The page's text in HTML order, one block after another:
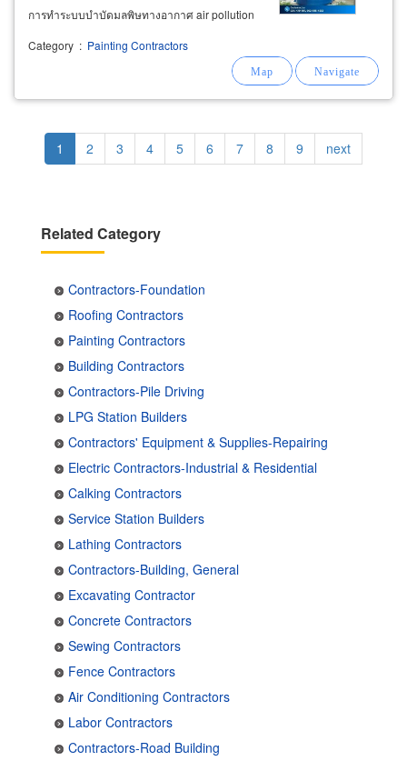
การทำระบบบำบัดมลพิษทางอากาศ air pollution
เฉพาะบริการระบบบำบัดอากาศเสียแบบเปียก (wet
ผลิต
Category : Painting Contractors
Pagination
Current
page
1 Page
2 Page
3 Page
4 Page
5 Page
6 Page
7 Page
8 Page
9
Next
page
next
Related Category
Contractors-Foundation
Roofing Contractors
Painting Contractors
Building Contractors
Contractors-Pile Driving
LPG Station Builders
Contractors' Equipment & Supplies-Repairing
Electric Contractors-Industrial & Residential
Calking Contractors
Service Station Builders
Lathing Contractors
Contractors-Building, General
Excavating Contractor
Concrete Contractors
Sewing Contractors
Fence Contractors
Air Conditioning Contractors
Labor Contractors
Contractors-Road Building